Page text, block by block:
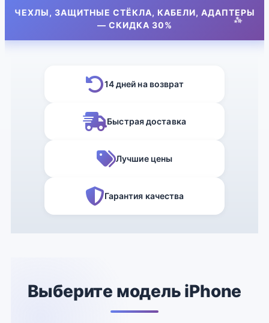
ЧЕХЛЫ, ЗАЩИТНЫЕ СТЁКЛА, КАБЕЛИ, АДАПТЕРЫ
— СКИДКА 30%
14 дней на возврат
Быстрая доставка
Лучшие цены
Гарантия качества
Выберите модель iPhone